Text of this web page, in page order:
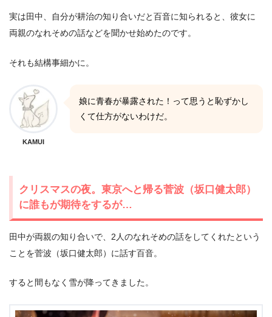
実は田中、自分が耕治の知り合いだと百音に知られると、彼女に
両親のなれそめの話などを聞かせ始めたのです。
それも結構事細かに。
KAMUI
娘に青春が暴露された！って思うと恥ずかし
くて仕方がないわけだ。
クリスマスの夜。東京へと帰る菅波（坂口健太郎）
に誰もが期待をするが…
田中が両親の知り合いで、2人のなれそめの話をしてくれたという
ことを菅波（坂口健太郎）に話す百音。
すると間もなく雪が降ってきました。